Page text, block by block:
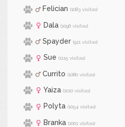
Felician (1083 visitas)
Dala (1096 visitas)
Spayder (911 visitas)
Sue (1115 visitas)
Currito (1080 visitas)
Yaiza (1010 visitas)
Polyta (1054 visitas)
Branka (1001 visitas)